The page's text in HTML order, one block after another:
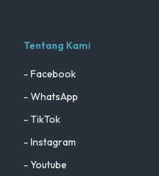
Tentang Kami
- Facebook
- WhatsApp
- TikTok
- Instagram
- Youtube